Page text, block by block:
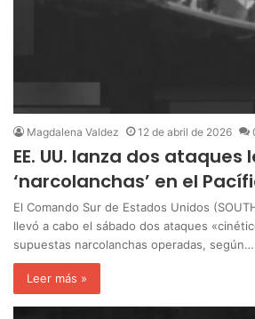
Magdalena Valdez 12 de abril de 2026
EE. UU. lanza dos
‘narcolanchas’ en el
El Comando Sur de Estados Unidos
llevó a cabo el sábado dos ataques
supuestas narcolanchas operadas, según…
Leer más »